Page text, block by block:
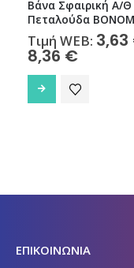
Βάνα Σφαιρική Α/Θ
Πεταλούδα
Τιμή WEB: 3,63
8,36 €Price
through
Αυτό το προϊόν έχει πολλαπλές παραλλαγές. Οι επιλογές μπορούν να επιλεγούν στη σελίδα του προϊόντος
ΕΠΙΚΟΙΝΩΝΙΑ